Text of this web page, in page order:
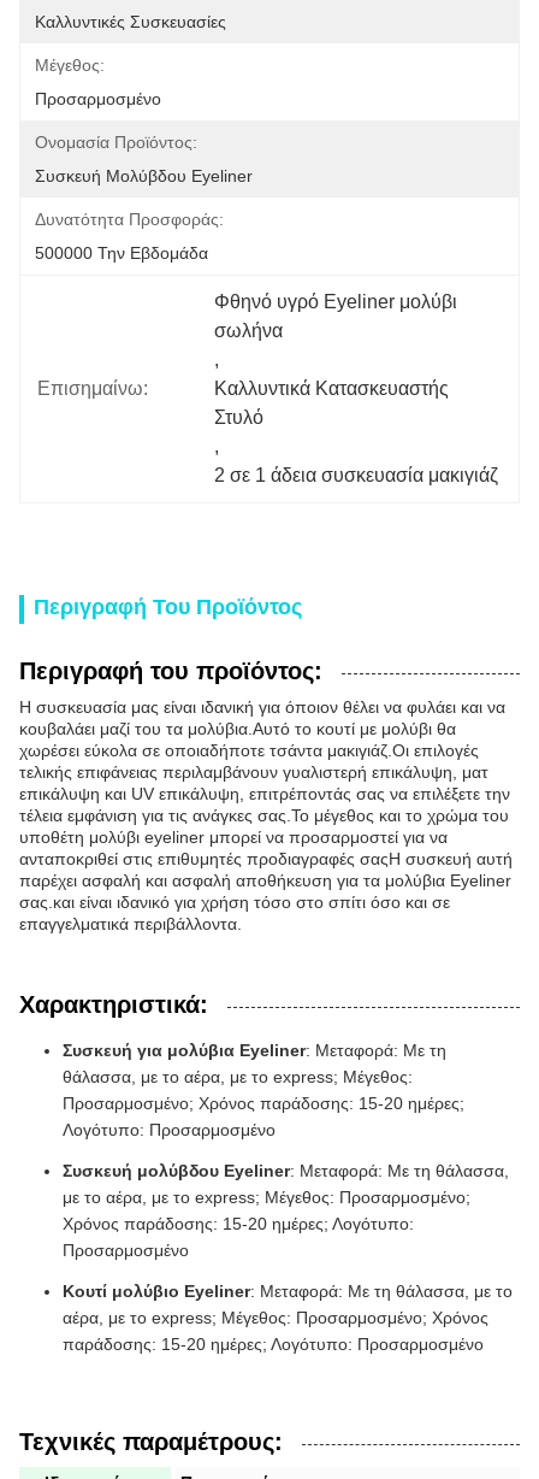
Καλλυντικές Συσκευασίες
Μέγεθος:
Προσαρμοσμένο
Ονομασία Προϊόντος:
Συσκευή Μολύβδου Eyeliner
Δυνατότητα Προσφοράς:
500000 Την Εβδομάδα
Επισημαίνω:
Φθηνό υγρό Eyeliner μολύβι
σωλήνα
,
Καλλυντικά Κατασκευαστής
Στυλό
,
2 σε 1 άδεια συσκευασία μακιγιάζ
Περιγραφή Του Προϊόντος
Περιγραφή του προϊόντος:
Η συσκευασία μας είναι ιδανική για όποιον θέλει να φυλάει και να
κουβαλάει μαζί του τα μολύβια.Αυτό το κουτί με μολύβι θα
χωρέσει εύκολα σε οποιαδήποτε τσάντα μακιγιάζ.Οι επιλογές
τελικής επιφάνειας περιλαμβάνουν γυαλιστερή επικάλυψη, ματ
επικάλυψη και UV επικάλυψη, επιτρέποντάς σας να επιλέξετε την
τέλεια εμφάνιση για τις ανάγκες σας.Το μέγεθος και το χρώμα του
υποθέτη μολύβι eyeliner μπορεί να προσαρμοστεί για να
ανταποκριθεί στις επιθυμητές προδιαγραφές σαςΗ συσκευή αυτή
παρέχει ασφαλή και ασφαλή αποθήκευση για τα μολύβια Eyeliner
σας.και είναι ιδανικό για χρήση τόσο στο σπίτι όσο και σε
επαγγελματικά περιβάλλοντα.
Χαρακτηριστικά:
Συσκευή για μολύβια Eyeliner: Μεταφορά: Με τη
θάλασσα, με το αέρα, με το express; Μέγεθος:
Προσαρμοσμένο; Χρόνος παράδοσης: 15-20 ημέρες;
Λογότυπο: Προσαρμοσμένο
Συσκευή μολύβδου Eyeliner: Μεταφορά: Με τη θάλασσα,
με το αέρα, με το express; Μέγεθος: Προσαρμοσμένο;
Χρόνος παράδοσης: 15-20 ημέρες; Λογότυπο:
Προσαρμοσμένο
Κουτί μολύβιο Eyeliner: Μεταφορά: Με τη θάλασσα, με το
αέρα, με το express; Μέγεθος: Προσαρμοσμένο; Χρόνος
παράδοσης: 15-20 ημέρες; Λογότυπο: Προσαρμοσμένο
Τεχνικές παραμέτρους: